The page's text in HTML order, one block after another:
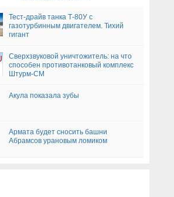
Тест-драйв танка Т-80У с
газотурбинным двигателем. Тихий
гигант
Сверхзвуковой уничтожитель: на что
способен противотанковый комплекс
Штурм-СМ
Акула показала зубы
Армата будет сносить башни
Абрамсов урановым ломиком